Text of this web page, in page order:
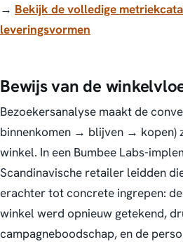
→ Bekijk de volledige
leveringsvormen
Bewijs van de
Bezoekersanalyse maakt de
binnenkomen → blijven → kopen)
winkel. In een Bumbee Labs-
Scandinavische retailer leidden
erachter tot concrete ingrepen:
winkel werd opnieuw getekend,
campagneboodschap, en de